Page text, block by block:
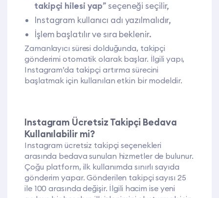
takipçi hilesi yap” seçeneği seçilir,
Instagram kullanıcı adı yazılmalıdır,
İşlem başlatılır ve sıra beklenir.
Zamanlayıcı süresi dolduğunda, takipçi
gönderimi otomatik olarak başlar. İlgili yapı,
Instagram’da takipçi artırma sürecini
başlatmak için kullanılan etkin bir modeldir.
Instagram Ücretsiz Takipçi Bedava
Kullanılabilir mi?
Instagram ücretsiz takipçi seçenekleri
arasında bedava sunulan hizmetler de bulunur.
Çoğu platform, ilk kullanımda sınırlı sayıda
gönderim yapar. Gönderilen takipçi sayısı 25
ile 100 arasında değişir. İlgili hacim ise yeni